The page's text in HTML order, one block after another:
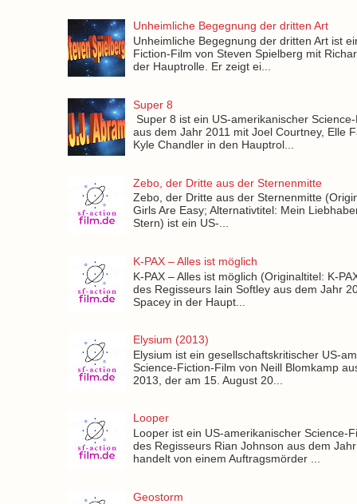
Unheimliche Begegnung der dritten Art
Unheimliche Begegnung der dritten Art ist
Fiction-Film von Steven Spielberg mit
der Hauptrolle. Er zeigt ei...
Super 8
Super 8 ist ein US-amerikanischer
aus dem Jahr 2011 mit Joel Courtney, Elle
Kyle Chandler in den Hauptrol...
Zebo, der Dritte aus der Sternenmitte
Zebo, der Dritte aus der Sternenmitte
Girls Are Easy; Alternativtitel: Mein
Stern) ist ein US-...
K-PAX – Alles ist möglich
K-PAX – Alles ist möglich (Originaltitel: K-
des Regisseurs Iain Softley aus dem Jahr
Spacey in der Haupt...
Elysium (2013)
Elysium ist ein gesellschaftskritischer US-
Science-Fiction-Film von Neill Blomkamp
2013, der am 15. August 20...
Looper
Looper ist ein US-amerikanischer Science-
des Regisseurs Rian Johnson aus dem
handelt von einem Auftragsmörder ...
Geostorm